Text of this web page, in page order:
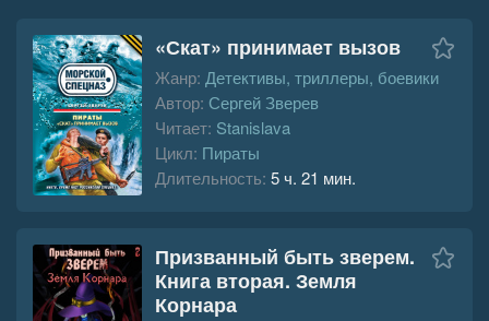
«Скат» принимает вызов
Жанр: Детективы, триллеры, боевики
Автор: Сергей Зверев
Читает: Stanislava
Цикл: Пираты
Длительность: 5 ч. 21 мин.
Призванный быть зверем.
Книга вторая. Земля
Корнара